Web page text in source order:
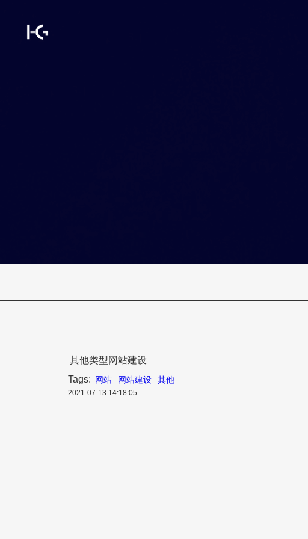
其他类型网站建设
Tags: 网站 网站建设 其他
2021-07-13 14:18:05